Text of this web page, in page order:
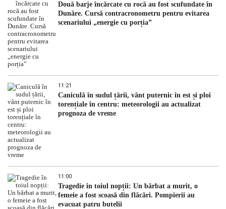
Două barje încărcate cu rocă au fost scufundate în
Dunăre. Cursă contracronometru pentru evitarea
scenariului „energie cu porția”
11:21
Caniculă în sudul țării, vânt puternic în est și ploi
torențiale în centru: meteorologii au actualizat
prognoza de vreme
11:00
Tragedie în toiul nopții: Un bărbat a murit, o
femeie a fost scoasă din flăcări. Pompierii au
evacuat patru butelii